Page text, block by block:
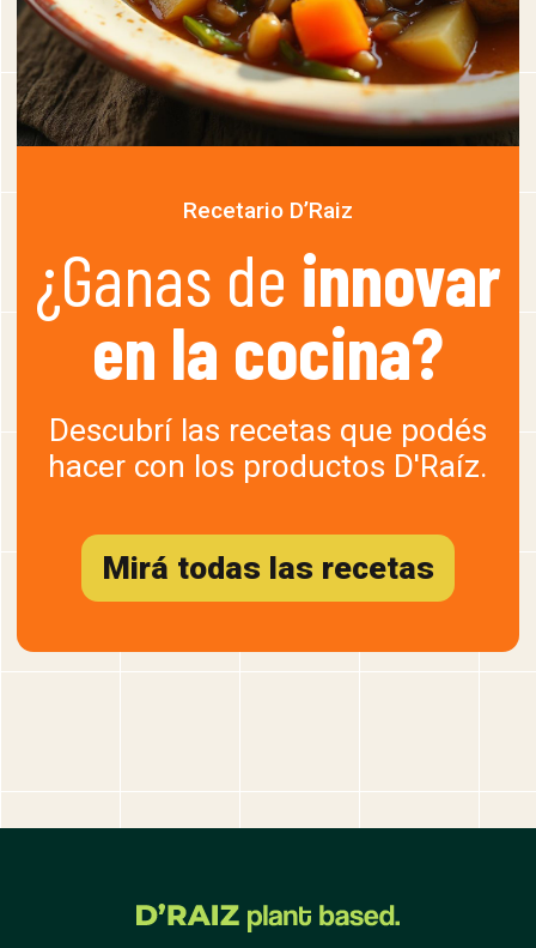
Recetario D’Raiz
¿Ganas de innovar
en la cocina?
Descubrí las recetas que podés
hacer con los productos D'Raíz.
Mirá todas las recetas